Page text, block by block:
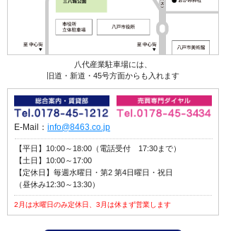
八代産業駐車場には、
旧道・新道・45号方面からも入れます
E-Mail： info@8463.co.jp
【平日】10:00～18:00（電話受付 17:30まで）
【土日】10:00～17:00
【定休日】毎週水曜日・第2 第4日曜日・祝日
（昼休み12:30～13:30）
2月は水曜日のみ定休日、3月は休まず営業します